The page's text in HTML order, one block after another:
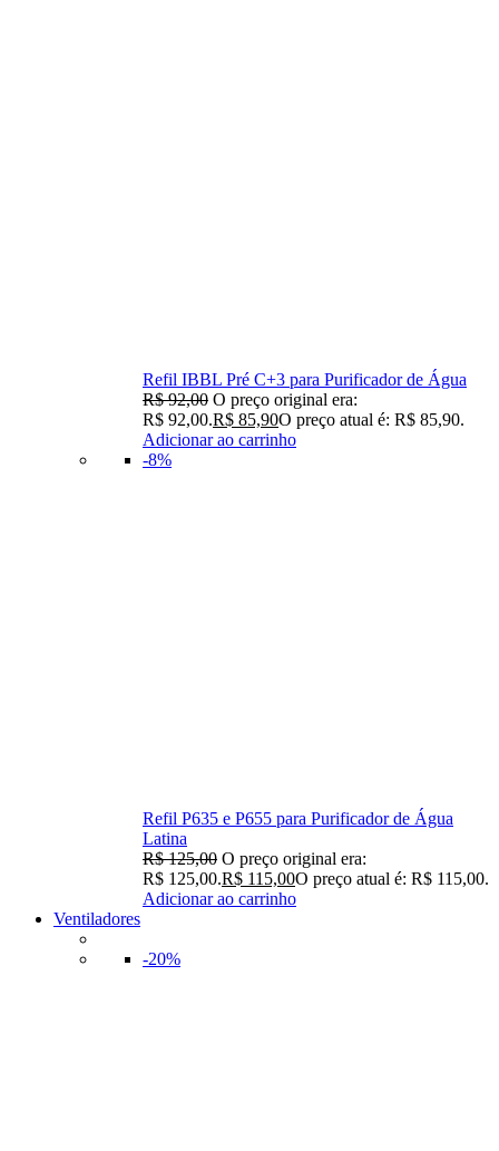
Refil IBBL Pré C+3 para Purificador de Água
R$92,00 O preço original era:
R$ 92,00.R$ 85,90O preço atual é: R$ 85,90.
Adicionar ao carrinho
-8%
Refil P635 e P655 para Purificador de Água
Latina
R$125,00 O preço original era:
R$ 125,00.R$ 115,00O preço atual é: R$ 115,00.
Adicionar ao carrinho
Ventiladores
-20%